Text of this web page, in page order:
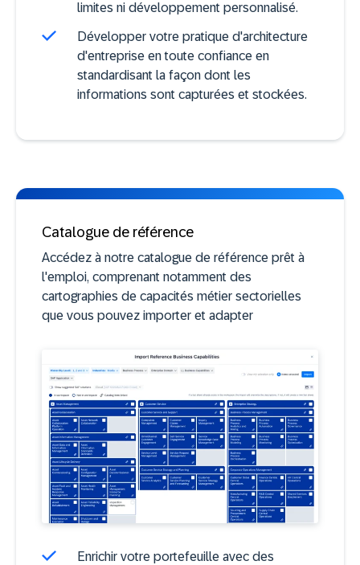
limites ni développement personnalisé.
Développer votre pratique d'architecture
d'entreprise en toute confiance en
standardisant la façon dont les
informations sont capturées et stockées.
Catalogue de référence
Accédez à notre catalogue de référence prêt à
l'emploi, comprenant notamment des
cartographies de capacités métier sectorielles
que vous pouvez importer et adapter
Enrichir votre portefeuille avec des